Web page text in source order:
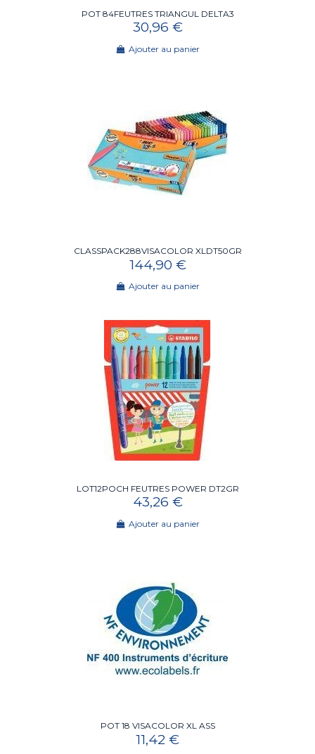
POT 84FEUTRES TRIANGUL DELTA3
30,96 €
Ajouter au panier
CLASSPACK288VISACOLOR XLDT50GR
144,90 €
Ajouter au panier
LOT12POCH FEUTRES POWER DT2GR
43,26 €
Ajouter au panier
POT 18 VISACOLOR XL ASS
11,42 €